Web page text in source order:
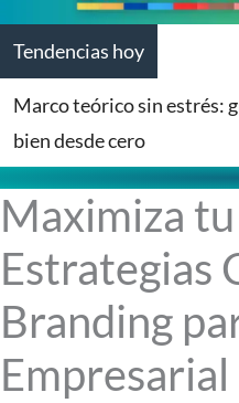
Tendencias hoy
Marco teórico sin estrés:
bien desde cero
Maximiza
Estrategias
Branding
Empresarial